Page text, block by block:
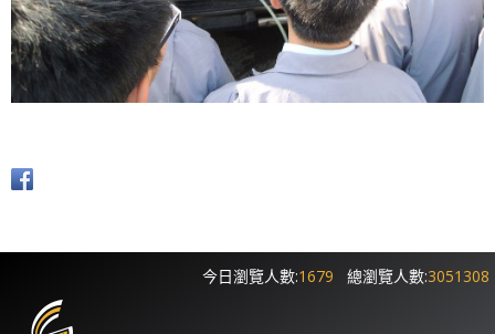
今日瀏覽人數:1679 總瀏覽人數:3051308